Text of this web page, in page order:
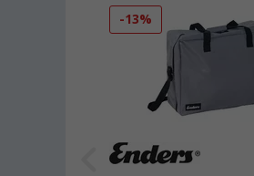
-13%